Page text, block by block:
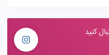
کنید